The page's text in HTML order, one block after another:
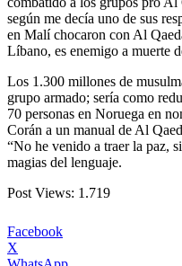
según me decía uno de sus
en Malí chocaron con Al
Líbano, es enemigo a muerte
Los 1.300 millones de
grupo armado; sería como
70 personas en Noruega en
Corán a un manual de Al
“No he venido a traer la paz,
magias del lenguaje.
Post Views: 1.719
Facebook
X